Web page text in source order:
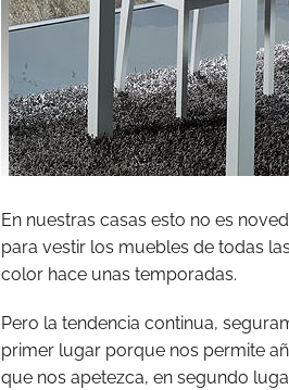
En nuestras casas esto no es
para vestir los muebles de todas
color hace unas temporadas.
Pero la tendencia continua,
primer lugar porque nos permite
que nos apetezca, en segundo